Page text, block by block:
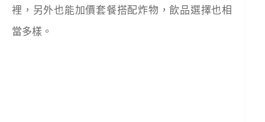
裡，另外也能加價套餐搭配炸物，飲品選擇也相
當多樣。